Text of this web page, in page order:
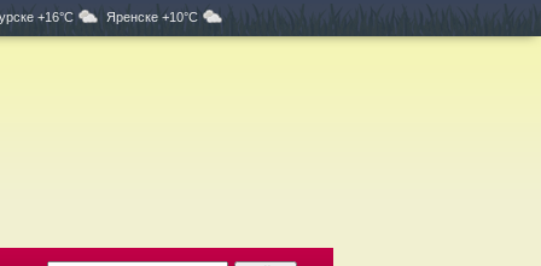
+16°C Яренске +10°C